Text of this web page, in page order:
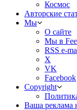
Космос
Авторские
Мы
О сайте
Мы в
RSS e-
X
VK
Facebook
Copyright
Ваша реклама